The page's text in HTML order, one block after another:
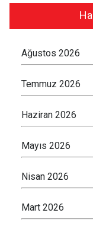
Ağustos 2026
Temmuz 2026
Haziran 2026
Mayıs 2026
Nisan 2026
Mart 2026